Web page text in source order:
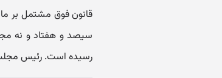
قانون فوق مشتمل بر
رسیده است. رئیس